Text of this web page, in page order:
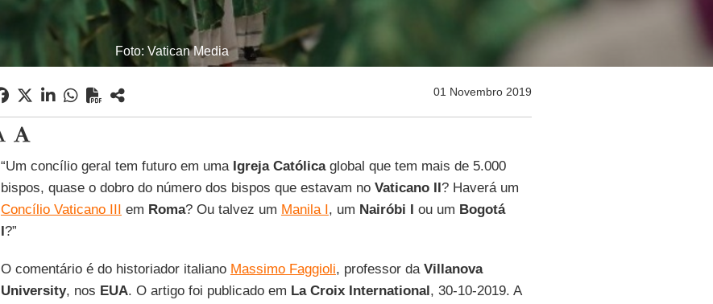
Foto: Vatican Media
01 Novembro 2019
“Um concílio geral tem futuro em uma Igreja Católicaglobal que tem mais de 5.000
bispos, quase o dobro do número dos bispos que estavam no Vaticano II? Haverá um
Concílio Vaticano III em Roma? Ou talvez um Manila I, um Nairóbi I ou um Bogotá
I?”
O comentário é do historiador italiano Massimo Faggioli, professor da Villanova
University, nos EUA. O artigo foi publicado em La Croix International, 30-10-2019. A